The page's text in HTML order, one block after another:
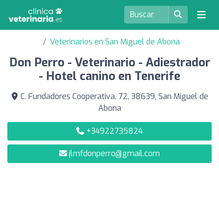
Veterinarios en San Miguel de Abona
Don Perro - Veterinario - Adiestrador
- Hotel canino en Tenerife
C. Fundadores Cooperativa, 72, 38639, San Miguel de
Abona
+34922735824
jlmfdonperro@gmail.com